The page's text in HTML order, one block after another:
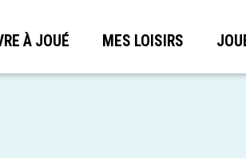
À JOUÉ MES LOISIRS